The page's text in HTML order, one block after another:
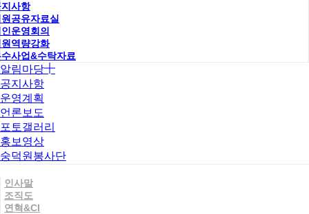
사항
공유자료실
운영회의
역량강화
사업&수탁자료
알림마당
공지사항
운영계획
언론보도
포토갤러리
홍보영상
숭덕원봉사단
인사말
조직도
연혁&CI